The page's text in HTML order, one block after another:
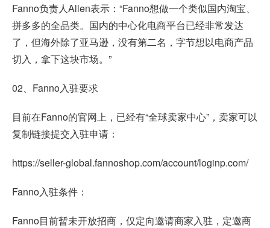
Fanno负责人Allen表示：“Fanno想做一个类似国内淘宝、
拼多多的全品类。国内的中心化电商平台已经非常发达
了，但海外除了亚马逊，没有第二名，字节想以电商产品
切入，拿下这块市场。”
02、Fanno入驻要求
目前在Fanno的官网上，已经有“全球卖家中心”，卖家可以
复制链接提交入驻申请：
https://seller-global.fannoshop.com/account/loginp.com/
Fanno入驻条件：
Fanno目前暂未开放招商，仅定向邀请商家入驻，定邀商